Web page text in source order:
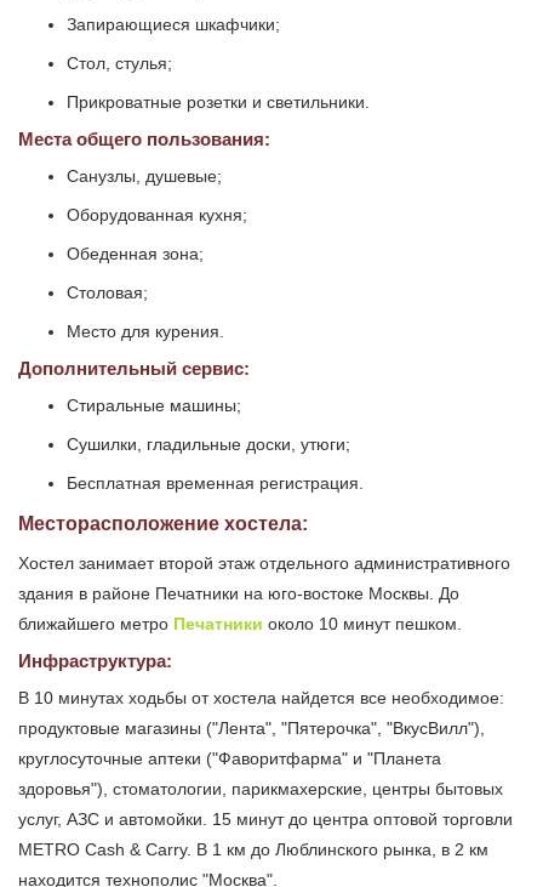
Запирающиеся шкафчики;
Стол, стулья;
Прикроватные розетки и светильники.
Места общего пользования:
Санузлы, душевые;
Оборудованная кухня;
Обеденная зона;
Столовая;
Место для курения.
Дополнительный сервис:
Стиральные машины;
Сушилки, гладильные доски, утюги;
Бесплатная временная регистрация.
Месторасположение хостела:
Хостел занимает второй этаж отдельного административного
здания в районе Печатники на юго-востоке Москвы. До
ближайшего метро Печатники около 10 минут пешком.
Инфраструктура:
В 10 минутах ходьбы от хостела найдется все необходимое:
продуктовые магазины ("Лента", "Пятерочка", "ВкусВилл"),
круглосуточные аптеки ("Фаворитфарма" и "Планета
здоровья"), стоматологии, парикмахерские, центры бытовых
услуг, АЗС и автомойки. 15 минут до центра оптовой торговли
METRO Cash & Carry. В 1 км до Люблинского рынка, в 2 км
находится технополис "Москва".